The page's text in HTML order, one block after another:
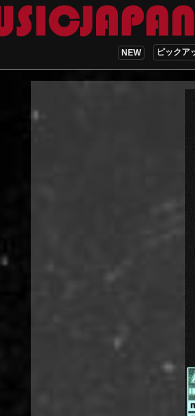
NEW ピックア